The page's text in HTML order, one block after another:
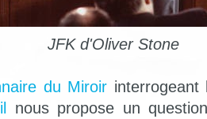
JFK d'Oliver Stone
du Miroir interrogeant
nous propose un